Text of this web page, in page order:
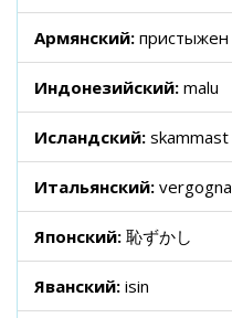
Армянский: пристыжен
Индонезийский: malu
Исландский: skammast
Итальянский: vergogna
Японский: 恥ずかし
Яванский: isin